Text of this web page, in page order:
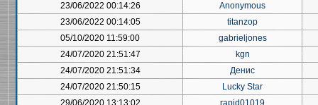
23/06/2022 00:14:26
Anonymous
23/06/2022 00:14:05
titanzop
05/10/2020 11:59:00
gabrieljones
24/07/2020 21:51:47
kgn
24/07/2020 21:51:34
Денис
24/07/2020 21:50:15
Lucky Star
29/06/2020 13:13:02
rapid01019